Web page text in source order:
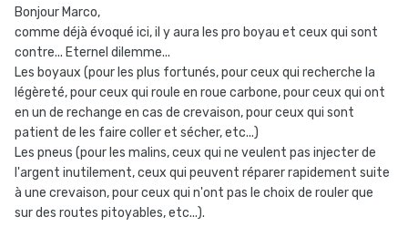
Bonjour Marco,
comme déjà évoqué ici, il y aura les pro boyau et ceux qui sont
contre... Eternel dilemme...
Les boyaux (pour les plus fortunés, pour ceux qui recherche la
légèreté, pour ceux qui roule en roue carbone, pour ceux qui ont
en un de rechange en cas de crevaison, pour ceux qui sont
patient de les faire coller et sécher, etc...)
Les pneus (pour les malins, ceux qui ne veulent pas injecter de
l'argent inutilement, ceux qui peuvent réparer rapidement suite
à une crevaison, pour ceux qui n'ont pas le choix de rouler que
sur des routes pitoyables, etc...).